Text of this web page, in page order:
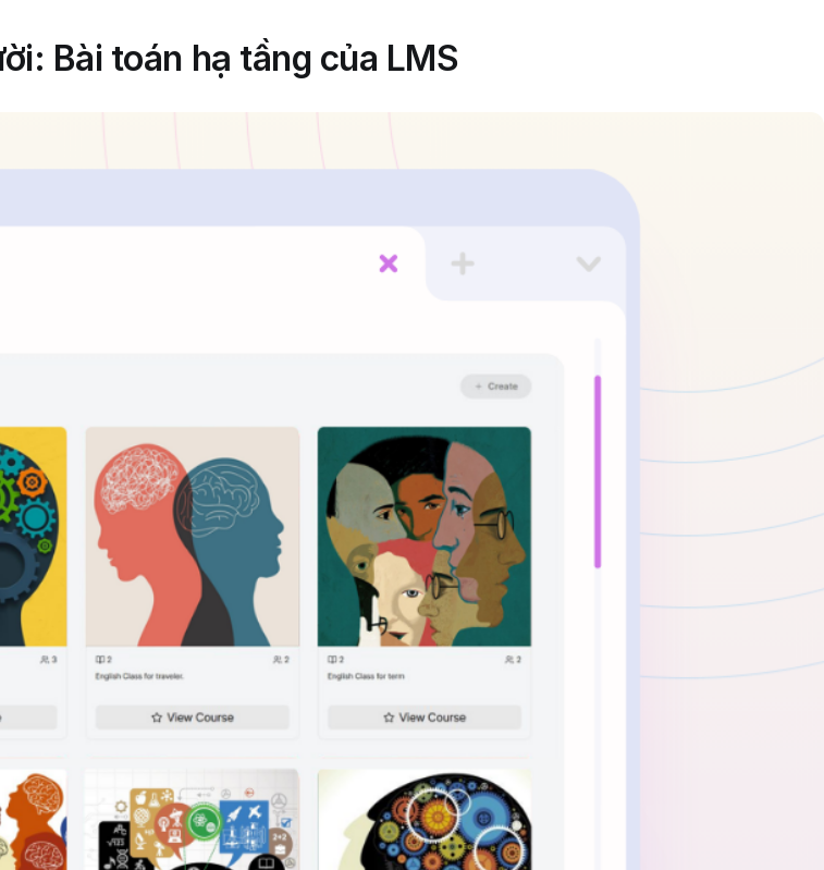
Bài toán hạ tầng của LMS